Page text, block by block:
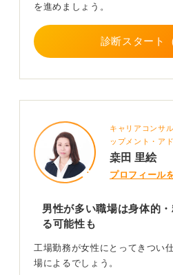
ましょう。金融業界などは、比
業が多い傾向にあります。
を進めましょう。
診断スタート
キャリアコンサ
ップメント・ア
桒田 里絵
プロフィール
男性が多い職場は身体的
る可能性も
工場勤務が女性にとってきつい
場によるでしょう。